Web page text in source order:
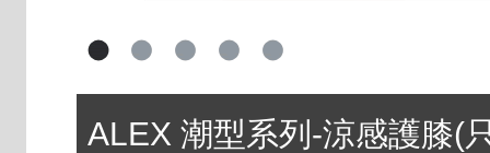
ALEX 潮型系列-涼感護膝(